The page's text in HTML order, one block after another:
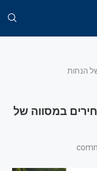
הנחות
במסווה של